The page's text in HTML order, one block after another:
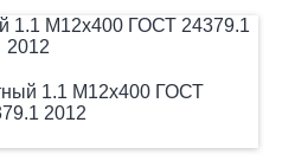
1.1 М12х400 ГОСТ
2012